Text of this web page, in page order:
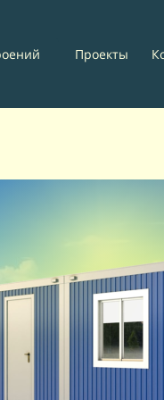
Проекты